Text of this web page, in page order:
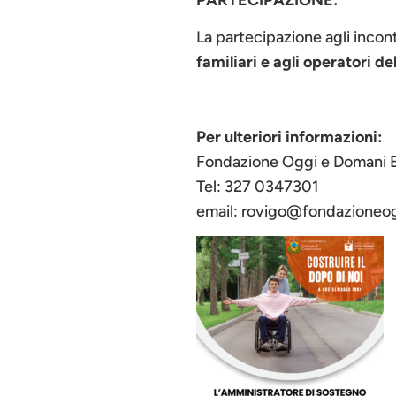
La partecipazione agli
familiari e agli operatori
Per ulteriori informazioni:
Fondazione Oggi e Domani
Tel: 327 0347301
email: